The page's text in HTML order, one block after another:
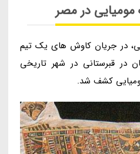
در مصر
در جریان کاوش های یک تیم
در قبرستانی در شهر تاریخی
کشف شد.